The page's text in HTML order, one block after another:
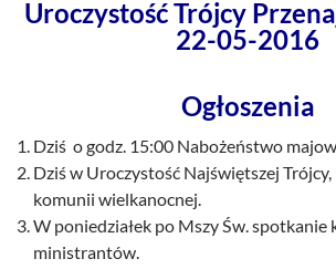
Uroczystość Trójcy
22-05-2016
Ogłoszenia
Dziś o godz. 15:00 Nabożeństwo
Dziś w Uroczystość Najświętszej
komunii wielkanocnej.
W poniedziałek po Mszy Św. spotkanie
ministrantów.